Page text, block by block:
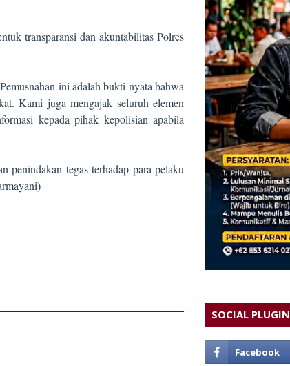
transparansi dan akuntabilitas Polres
ini adalah bukti nyata bahwa
Kami juga mengajak seluruh elemen
kepada pihak kepolisian apabila
penindakan tegas terhadap para pelaku
SOCIAL PLUGIN